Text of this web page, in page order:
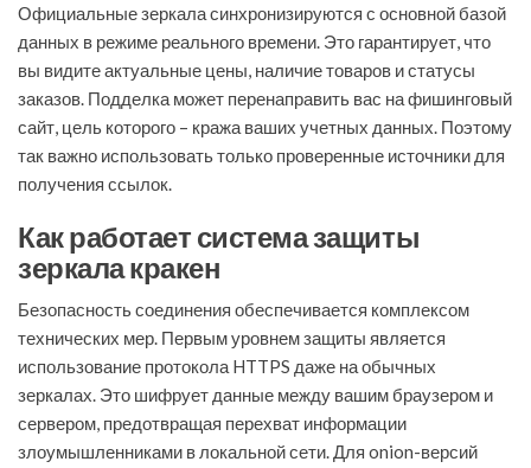
Официальные зеркала синхронизируются с основной базой
данных в режиме реального времени. Это гарантирует, что
вы видите актуальные цены, наличие товаров и статусы
заказов. Подделка может перенаправить вас на фишинговый
сайт, цель которого – кража ваших учетных данных. Поэтому
так важно использовать только проверенные источники для
получения ссылок.
Как работает система защиты
зеркала кракен
Безопасность соединения обеспечивается комплексом
технических мер. Первым уровнем защиты является
использование протокола HTTPS даже на обычных
зеркалах. Это шифрует данные между вашим браузером и
сервером, предотвращая перехват информации
злоумышленниками в локальной сети. Для onion-версий